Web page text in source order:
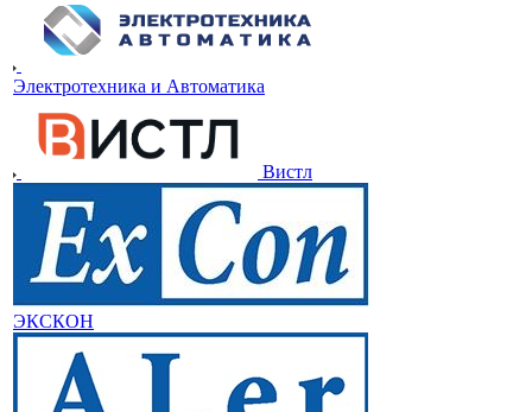
Электротехника и Автоматика
Вистл
ЭКСКОН